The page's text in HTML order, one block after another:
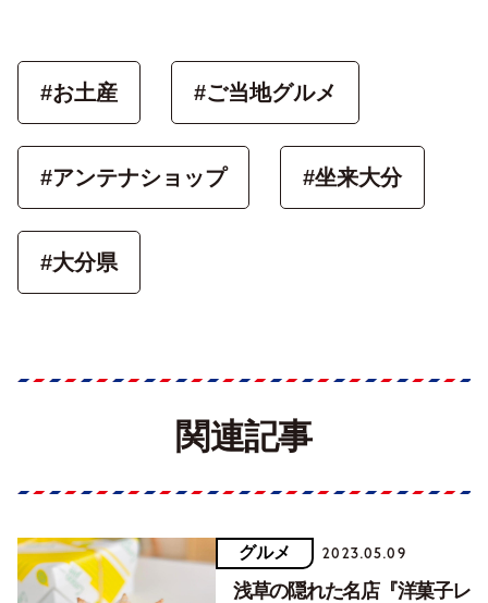
#お土産 #ご当地グルメ
#アンテナショップ #坐来大分
#大分県
関連記事
グルメ 2023.05.09
浅草の隠れた名店『洋菓子レ